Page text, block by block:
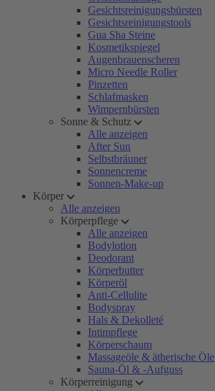
Gesichtsreinigungsbürsten
Gesichtsreinigungstools
Gua Sha Steine
Kosmetikspiegel
Augenbrauenscheren
Micro Needle Roller
Pinzetten
Schlafmasken
Wimpernbürsten
Sonne & Schutz
Alle anzeigen
After Sun
Selbstbräuner
Sonnencreme
Sonnen-Make-up
Körper
Alle anzeigen
Körperpflege
Alle anzeigen
Bodylotion
Deodorant
Körperbutter
Körperöl
Anti-Cellulite
Bodyspray
Hals & Dekolleté
Intimpflege
Körperschaum
Massageöle & ätherische Öle
Sauna-Öl & -Aufguss
Körperreinigung